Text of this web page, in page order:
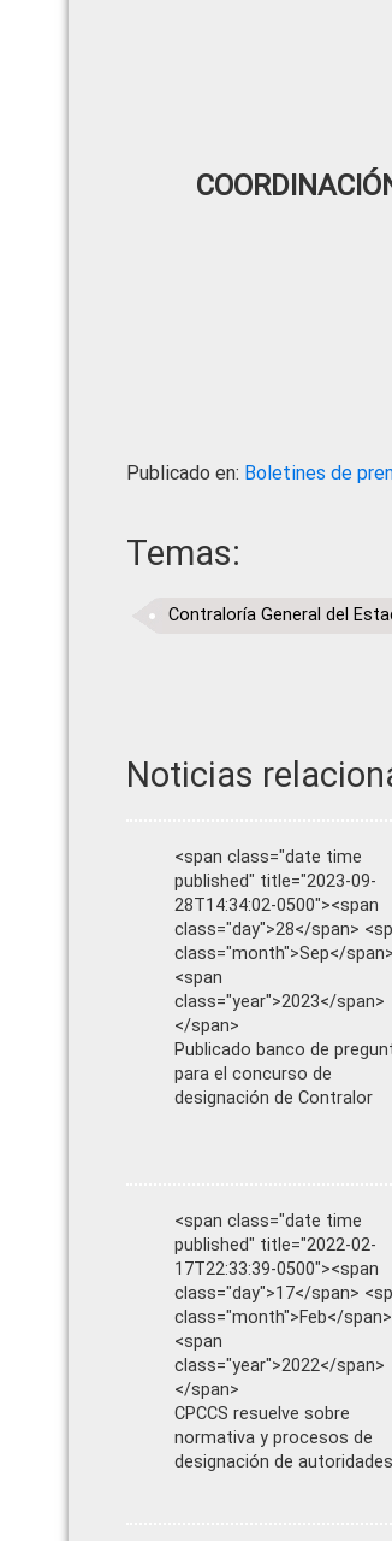
Publicado en: Boletines de
Temas:
Contraloría General del
Noticias
<span class="date time
published" title="2023-09-
28T14:34:02-0500"><span
class="day">28</span>
class="month">Sep</span>
<span
class="year">2023</span>
</span>
Publicado banco de
para el concurso de
designación de Contralor
<span class="date time
published" title="2022-02-
17T22:33:39-0500"><span
class="day">17</span>
class="month">Feb</span>
<span
class="year">2022</span>
</span>
CPCCS resuelve sobre
normativa y procesos de
designación de autoridades